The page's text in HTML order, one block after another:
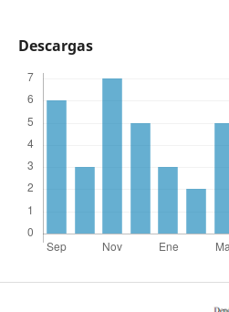
Descargas